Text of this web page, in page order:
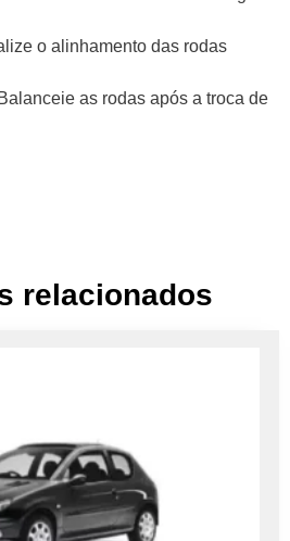
o alinhamento das rodas
Balanceie as rodas após a troca de
relacionados